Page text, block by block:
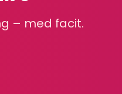
– med facit.